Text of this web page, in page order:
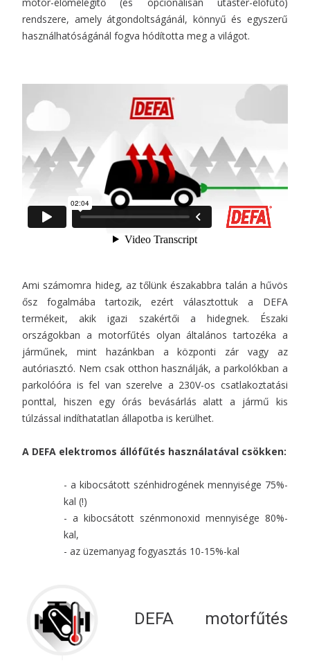
rendszere, amely átgondoltságánál, könnyű és egyszerű
használhatóságánál fogva hódította meg a világot.
Ami számomra hideg, az tőlünk északabbra talán a hűvös
ősz fogalmába tartozik, ezért választottuk a DEFA
termékeit, akik igazi szakértői a hidegnek. Északi
országokban a motorfűtés olyan általános tartozéka a
járműnek, mint hazánkban a központi zár vagy az
autóriasztó. Nem csak otthon használják, a parkolókban a
parkolóóra is fel van szerelve a 230V-os csatlakoztatási
ponttal, hiszen egy órás bevásárlás alatt a jármű kis
túlzással indíthatatlan állapotba is kerülhet.
A DEFA elektromos állófűtés használatával csökken:
- a kibocsátott szénhidrogének mennyisége 75%-
kal (!)
- a kibocsátott szénmonoxid mennyisége 80%-
kal,
- az üzemanyag fogyasztás 10-15%-kal
DEFA motorfűtés